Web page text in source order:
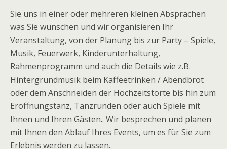
Sie uns in einer oder mehreren kleinen Absprachen
was Sie wünschen und wir organisieren Ihr
Veranstaltung, von der Planung bis zur Party – Spiele,
Musik, Feuerwerk, Kinderunterhaltung,
Rahmenprogramm und auch die Details wie z.B.
Hintergrundmusik beim Kaffeetrinken / Abendbrot
oder dem Anschneiden der Hochzeitstorte bis hin zum
Eröffnungstanz, Tanzrunden oder auch Spiele mit
Ihnen und Ihren Gästen.. Wir besprechen und planen
mit Ihnen den Ablauf Ihres Events, um es für Sie zum
Erlebnis werden zu lassen.